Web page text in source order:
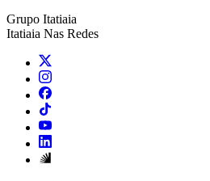
Grupo Itatiaia
Itatiaia Nas Redes